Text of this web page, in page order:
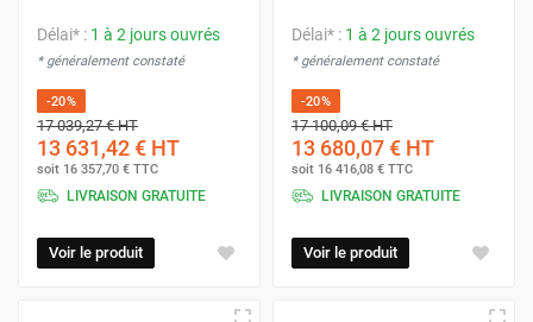
Délai* : 1 à 2 jours ouvrés
* généralement constaté
-20%
17 039,27 €HT
13 631,42 € HT
soit 16 357,70 € TTC
LIVRAISON GRATUITE
Voir le produit
Délai* : 1 à 2 jours ouvrés
* généralement constaté
-20%
17 100,09 €HT
13 680,07 € HT
soit 16 416,08 € TTC
LIVRAISON GRATUITE
Voir le produit